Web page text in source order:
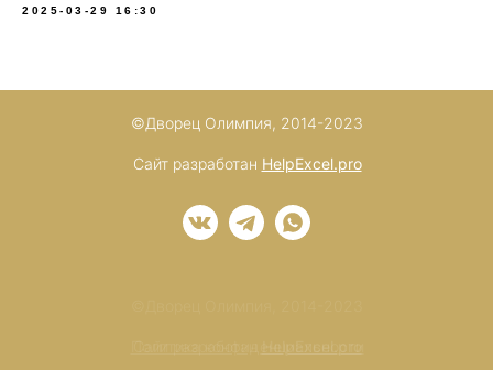
2025-03-29 16:30
©Дворец Олимпия, 2014-2023
Сайт разработан HelpExcel.pro
Сайт разработан HelpExcel.pro
Политика конфиденциальности